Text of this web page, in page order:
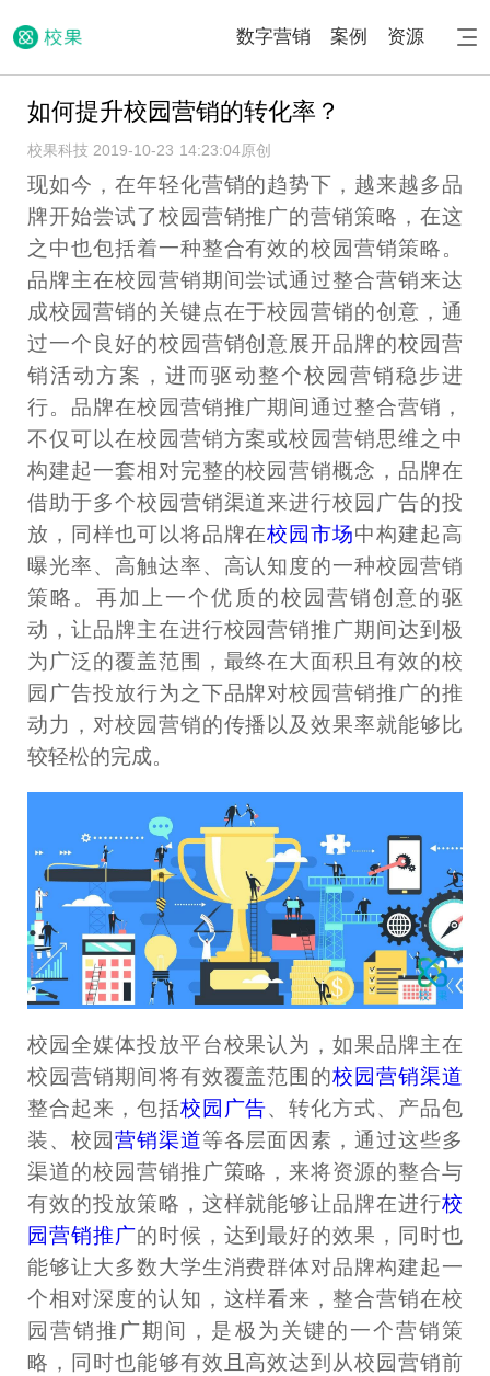
数字营销 案例 资源
如何提升校园营销的转化率？
校果科技 2019-10-23 14:23:04原创
现如今，在年轻化营销的趋势下，越来越多品
牌开始尝试了校园营销推广的营销策略，在这
之中也包括着一种整合有效的校园营销策略。
品牌主在校园营销期间尝试通过整合营销来达
成校园营销的关键点在于校园营销的创意，通
过一个良好的校园营销创意展开品牌的校园营
销活动方案，进而驱动整个校园营销稳步进
行。品牌在校园营销推广期间通过整合营销，
不仅可以在校园营销方案或校园营销思维之中
构建起一套相对完整的校园营销概念，品牌在
借助于多个校园营销渠道来进行校园广告的投
放，同样也可以将品牌在校园市场中构建起高
曝光率、高触达率、高认知度的一种校园营销
策略。再加上一个优质的校园营销创意的驱
动，让品牌主在进行校园营销推广期间达到极
为广泛的覆盖范围，最终在大面积且有效的校
园广告投放行为之下品牌对校园营销推广的推
动力，对校园营销的传播以及效果率就能够比
较轻松的完成。
校园全媒体投放平台校果认为，如果品牌主在
校园营销期间将有效覆盖范围的校园营销渠道
整合起来，包括校园广告、转化方式、产品包
装、校园营销渠道等各层面因素，通过这些多
渠道的校园营销推广策略，来将资源的整合与
有效的投放策略，这样就能够让品牌在进行校
园营销推广的时候，达到最好的效果，同时也
能够让大多数大学生消费群体对品牌构建起一
个相对深度的认知，这样看来，整合营销在校
园营销推广期间，是极为关键的一个营销策
略，同时也能够有效且高效达到从校园营销前